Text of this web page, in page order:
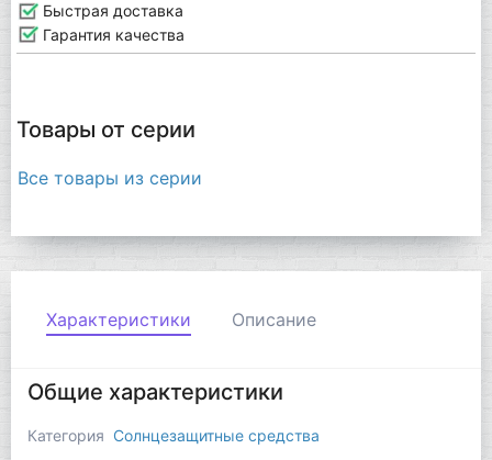
Быстрая доставка
Гарантия качества
Товары от серии
Все товары из серии
Характеристики Описание
Общие характеристики
Категория Солнцезащитные средства